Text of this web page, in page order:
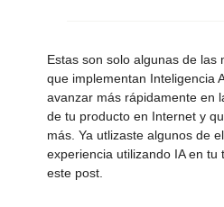
Estas son solo algunas de las
que implementan Inteligencia
avanzar más rápidamente en
de tu producto en Internet y
más. Ya utlizaste algunos de
experiencia utilizando IA en tu
este post.